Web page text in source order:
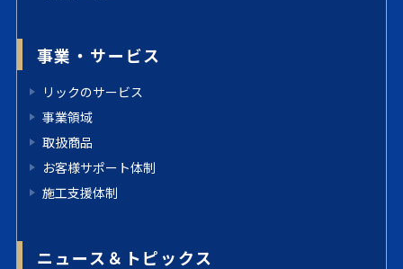
事業・サービス
リックのサービス
事業領域
取扱商品
お客様サポート体制
施工支援体制
ニュース＆トピックス